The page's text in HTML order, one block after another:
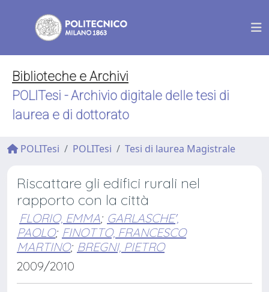
Biblioteche e Archivi
POLITesi - Archivio digitale delle tesi di
laurea e di dottorato
POLITesi POLITesi Tesi di laurea Magistrale
Riscattare gli edifici rurali nel
rapporto con la città
FLORIO, EMMA; GARLASCHE',
PAOLO; FINOTTO, FRANCESCO
MARTINO; BREGNI, PIETRO
2009/2010